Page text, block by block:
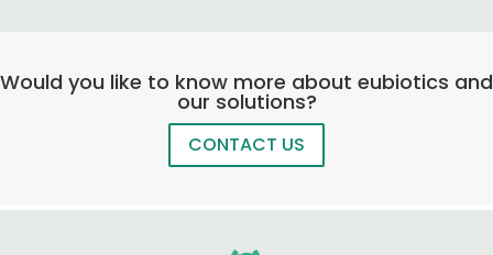
Would you like to know more about eubiotics and
our solutions?
CONTACT US